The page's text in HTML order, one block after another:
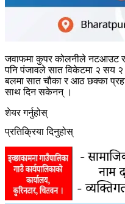
जवाफमा कुपर कोलनीले नटआउट
पनि पंजावले सात विकेटमा २ सय
बलमा सात चौका र आठ छक्का
साथ दिन सकेनन् ।
शेयर गर्नुहोस्
प्रतिक्रिया दिनुहोस्